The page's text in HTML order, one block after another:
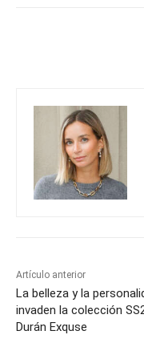
Artículo anterior
La belleza y la
invaden la colección
Durán Exquse